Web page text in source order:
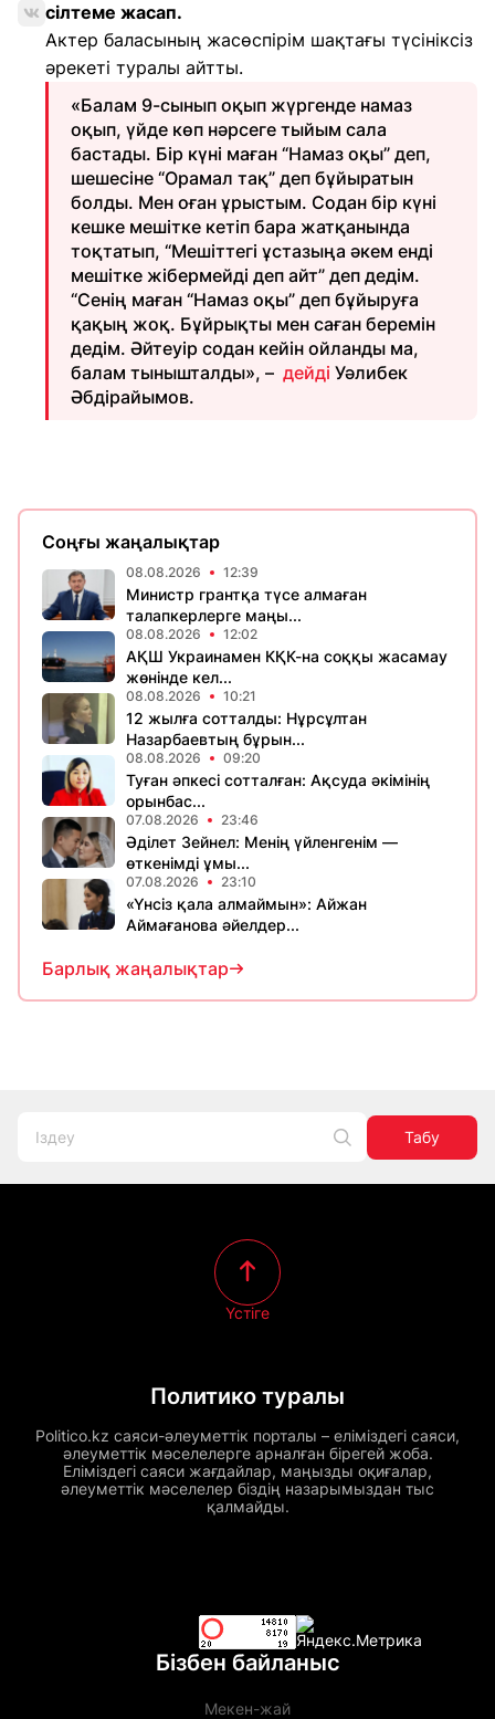
сілтеме жасап.
Актер баласының жасөспірім шақтағы түсініксіз
әрекеті туралы айтты.
«Балам 9-сынып оқып жүргенде намаз
оқып, үйде көп нәрсеге тыйым сала
бастады. Бір күні маған “Намаз оқы” деп,
шешесіне “Орамал тақ” деп бұйыратын
болды. Мен оған ұрыстым. Содан бір күні
кешке мешітке кетіп бара жатқанында
тоқтатып, “Мешіттегі ұстазыңа әкем енді
мешітке жібермейді деп айт” деп дедім.
“Сенің маған “Намаз оқы” деп бұйыруға
қақың жоқ. Бұйрықты мен саған беремін
дедім. Әйтеуір содан кейін ойланды ма,
балам тынышталды», – дейді Уәлибек
Әбдірайымов.
Соңғы жаңалықтар
08.08.2026 12:39
Министр грантқа түсе алмаған
талапкерлерге маңы...
08.08.2026 12:02
АҚШ Украинамен КҚК-на соққы жасамау
жөнінде кел...
08.08.2026 10:21
12 жылға сотталды: Нұрсұлтан
Назарбаевтың бұрын...
08.08.2026 09:20
Туған әпкесі сотталған: Ақсуда әкімінің
орынбас...
07.08.2026 23:46
Әділет Зейнел: Менің үйленгенім —
өткенімді ұмы...
07.08.2026 23:10
«Үнсіз қала алмаймын»: Айжан
Аймағанова әйелдер...
Барлық жаңалықтар
Табу
Политико туралы
Politico.kz саяси-әлеуметтік порталы – еліміздегі саяси,
әлеуметтік мәселелерге арналған бірегей жоба.
Еліміздегі саяси жағдайлар, маңызды оқиғалар,
әлеуметтік мәселелер біздің назарымыздан тыс
қалмайды.
Үстіге
Бізбен байланыс
Мекен-жай